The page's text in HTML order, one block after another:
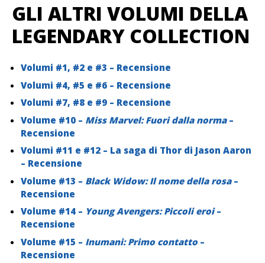
GLI ALTRI VOLUMI DELLA
LEGENDARY COLLECTION
Volumi #1, #2 e #3 – Recensione
Volumi #4, #5 e #6 – Recensione
Volumi #7, #8 e #9 – Recensione
Volume #10 – Miss Marvel: Fuori dalla norma–
Recensione
Volumi #11 e #12 – La saga di Thor di Jason Aaron
– Recensione
Volume #13 – Black Widow: Il nome della rosa–
Recensione
Volume #14 – Young Avengers: Piccoli eroi–
Recensione
Volume #15 – Inumani: Primo contatto –
Recensione